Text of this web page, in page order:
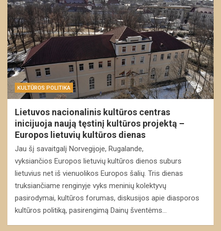
KULTŪROS POLITIKA
Lietuvos nacionalinis kultūros centras
inicijuoja naują tęstinį kultūros projektą –
Europos lietuvių kultūros dienas
Jau šį savaitgalį Norvegijoje, Rugalande,
vyksiančios Europos lietuvių kultūros dienos suburs
lietuvius net iš vienuolikos Europos šalių. Tris dienas
truksiančiame renginyje vyks meninių kolektyvų
pasirodymai, kultūros forumas, diskusijos apie diasporos
kultūros politiką, pasirengimą Dainų šventėms…